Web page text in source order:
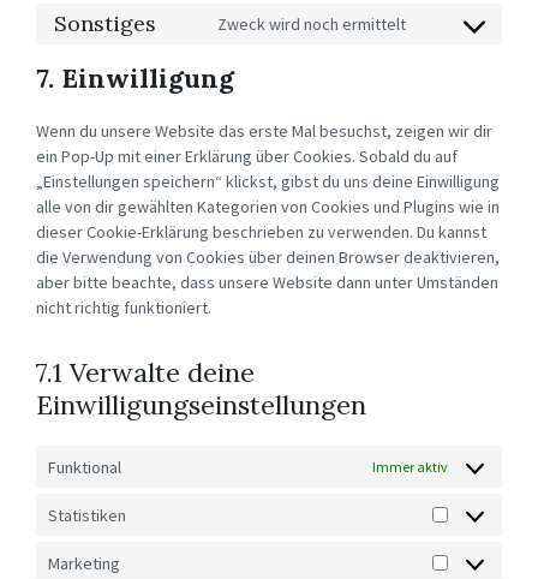
SERVICE
TWITTER
Sonstiges Zweck wird noch ermittelt
CONSENT
7. Einwilligung
Wenn du unsere Website das erste Mal besuchst, zeigen wir dir
ein Pop-Up mit einer Erklärung über Cookies. Sobald du auf
„Einstellungen speichern“ klickst, gibst du uns deine Einwilligung
alle von dir gewählten Kategorien von Cookies und Plugins wie in
dieser Cookie-Erklärung beschrieben zu verwenden. Du kannst
die Verwendung von Cookies über deinen Browser deaktivieren,
aber bitte beachte, dass unsere Website dann unter Umständen
nicht richtig funktioniert.
7.1 Verwalte deine
Einwilligungseinstellungen
Funktional Immer aktiv
Statistiken STATISTIKEN
Marketing MARKETING